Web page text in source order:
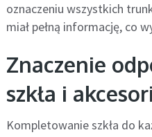
oznaczeniu wszystkich
miał pełną informację, co
Znaczenie
szkła i
Kompletowanie szkła do